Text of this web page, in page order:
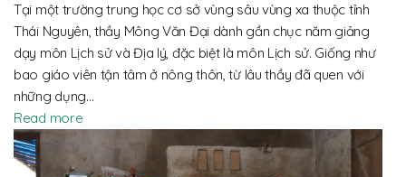
Tại một trường trung học cơ sở vùng sâu vùng xa thuộc tỉnh
Thái Nguyên, thầy Mông Văn Đại dành gần chục năm giảng
dạy môn Lịch sử và Địa lý, đặc biệt là môn Lịch sử. Giống như
bao giáo viên tận tâm ở nông thôn, từ lâu thầy đã quen với
những dụng…
Read more